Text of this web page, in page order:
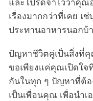
และโปรดจำไว้ว่าคุณ
เรื่องมากกว่าที่เคย เ
ประทานอาหารนอกบ้
ปัญหาชีวิตคู่เป็นสิ่งที่
ขอเพียงแค่คุณเปิดใจ
กันในทุก ๆ ปัญหาที่ต้อ
เป็นเพื่อนคุณ เพื่อนำเ